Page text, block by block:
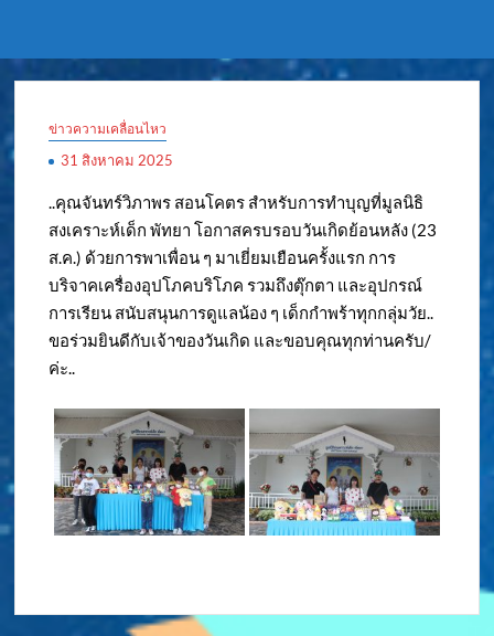
สงเคราะห์
ข่าวความเคลื่อนไหว
31 สิงหาคม 2025
..คุณจันทร์วิภาพร สอนโคตร สำหรับการทำบุญที่มูลนิธิ
สงเคราะห์เด็ก พัทยา โอกาสครบรอบวันเกิดย้อนหลัง (23
ส.ค.) ด้วยการพาเพื่อน ๆ มาเยี่ยมเยือนครั้งแรก การ
บริจาคเครื่องอุปโภคบริโภค รวมถึงตุ๊กตา และอุปกรณ์
การเรียน สนับสนุนการดูแลน้อง ๆ เด็กกำพร้าทุกกลุ่มวัย..
ขอร่วมยินดีกับเจ้าของวันเกิด และขอบคุณทุกท่านครับ/
ค่ะ..